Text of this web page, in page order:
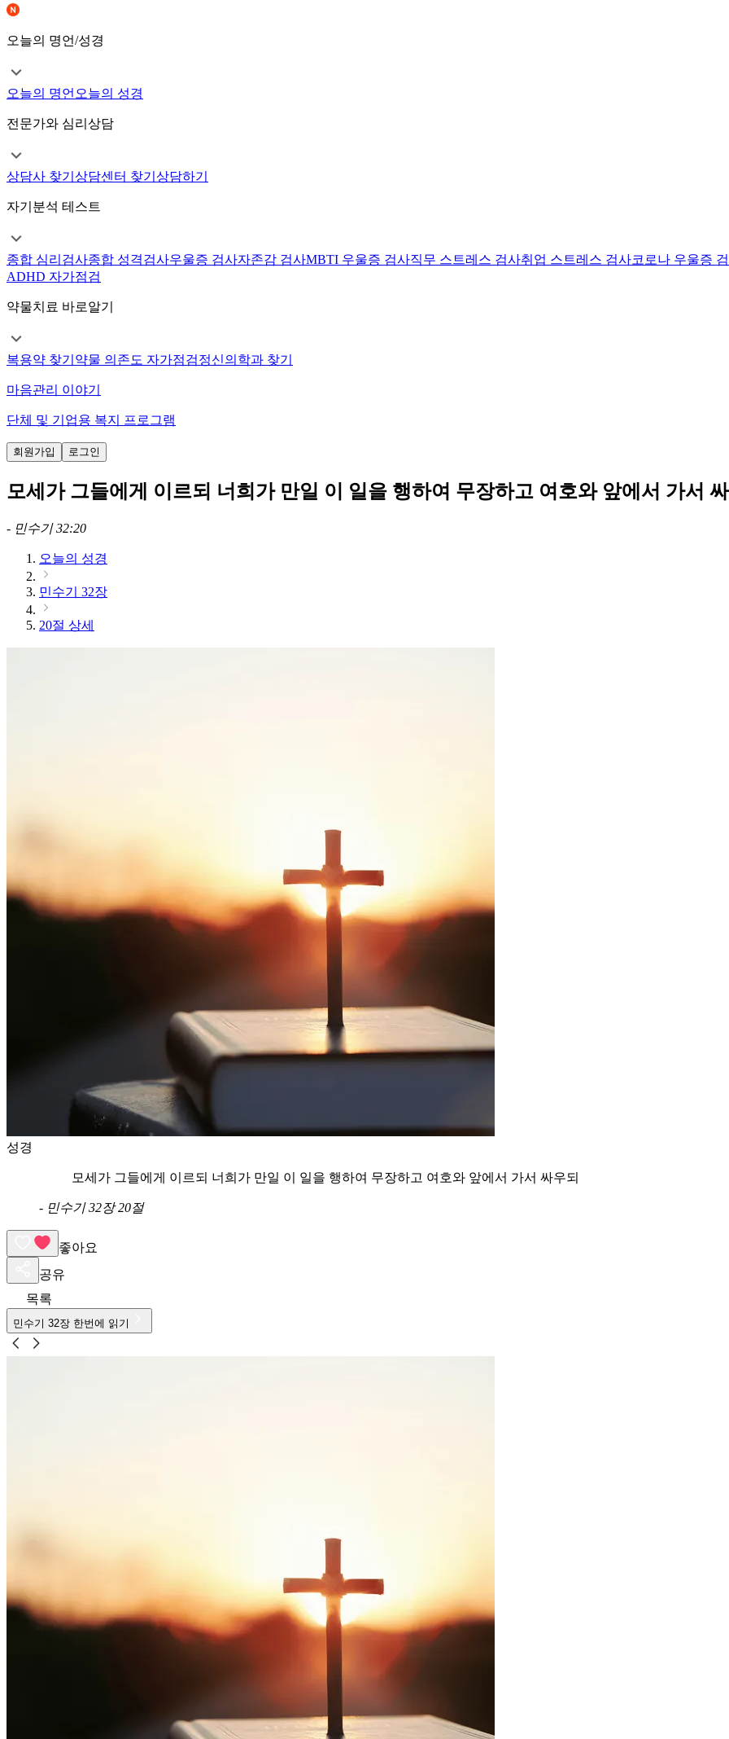
오늘의 명언/성경
오늘의 명언 오늘의 성경
전문가와 심리상담
상담사 찾기 상담센터 찾기 상담하기
자기분석 테스트
종합 심리검사종합 성격검사우울증 검사자존감 검사MBTI 우울증 검사직무 스트레스 검사취업 스트레스 검사코로나 우울증
ADHD 자가점검
약물치료 바로알기
복용약 찾기 약물 의존도 자가점검정신의학과 찾기
마음관리 이야기
단체 및 기업용 복지 프로그램
회원가입 로그인
모세가 그들에게 이르되 너희가 만일 이 일을 행하여 무장하고 여호와 앞에서 가서
- 민수기 32:20
오늘의 성경
민수기 32장
20절 상세
성경
모세가 그들에게 이르되 너희가 만일 이 일을 행하여 무장하고 여호와 앞에서 가서 싸우되
- 민수기 32장 20절
좋아요
공유
목록
민수기 32장 한번에 읽기